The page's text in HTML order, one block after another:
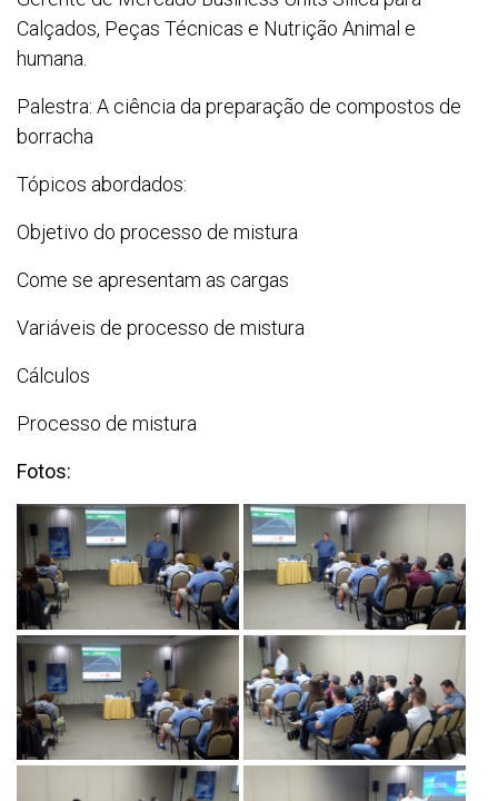
Calçados, Peças Técnicas e Nutrição Animal e
humana.
Palestra: A ciência da preparação de compostos de
borracha
Tópicos abordados:
Objetivo do processo de mistura
Come se apresentam as cargas
Variáveis de processo de mistura
Cálculos
Processo de mistura
Fotos: